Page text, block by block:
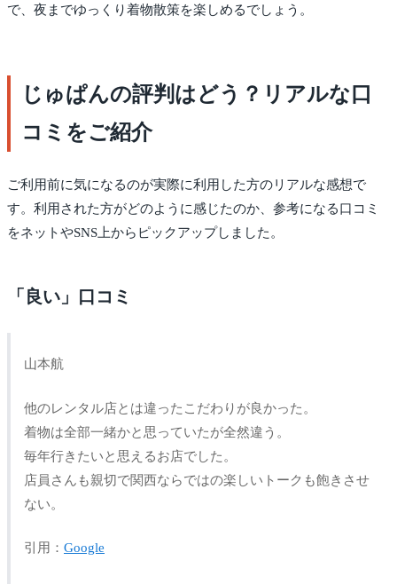
で、夜までゆっくり着物散策を楽しめるでしょう。
じゅぱんの評判はどう？リアルな口
コミをご紹介
ご利用前に気になるのが実際に利用した方のリアルな感想で
す。利用された方がどのように感じたのか、参考になる口コミ
をネットやSNS上からピックアップしました。
「良い」口コミ
山本航
他のレンタル店とは違ったこだわりが良かった。
着物は全部一緒かと思っていたが全然違う。
毎年行きたいと思えるお店でした。
店員さんも親切で関西ならではの楽しいトークも飽きさせ
ない。
引用： Google